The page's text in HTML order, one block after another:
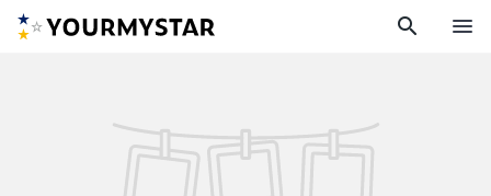
search menu